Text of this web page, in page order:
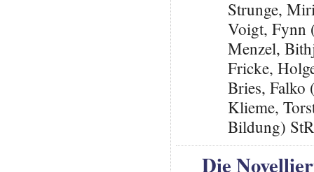
Strunge,
Voigt, Fynn
Menzel,
Fricke,
Bries, Falko
Klieme,
Bildung)
Die